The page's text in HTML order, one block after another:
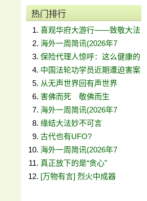
热门排行
喜观华府大游行——致敬大法
海外一周简讯(2026年7
保险代理人惊呼：这么健康的
中国法轮功学员近期遭迫害案
从无声世界回有声世界
害佛而死 敬佛而生
海外一周简讯(2026年7
缘结大法妙不可言
古代也有UFO?
海外一周简讯(2026年7
真正放下的是“贪心”
[万物有言] 烈火中成器